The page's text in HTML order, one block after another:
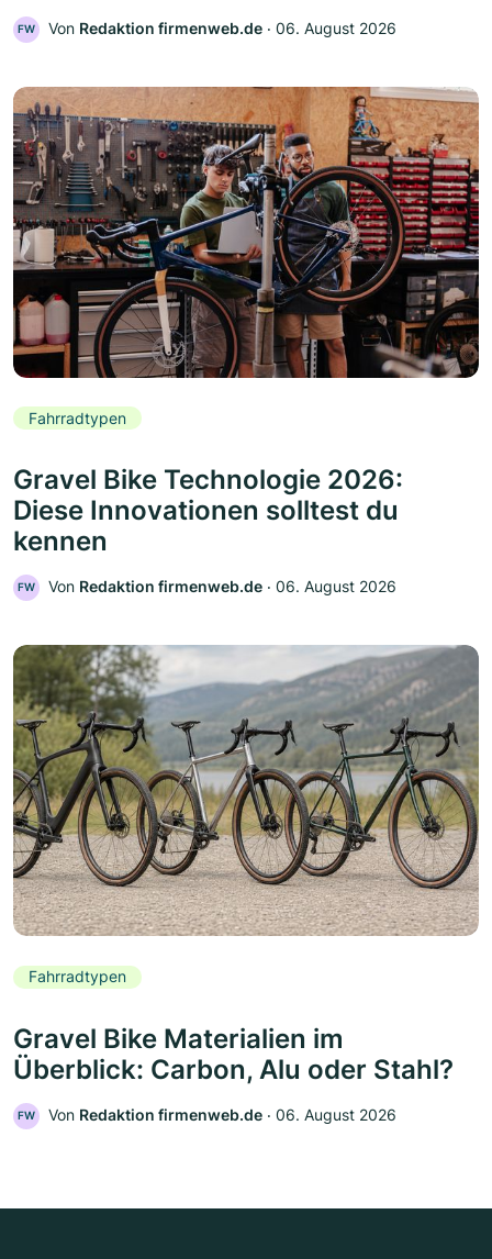
FW Von Redaktion firmenweb.de ‧ 06. August 2026
Fahrradtypen
Gravel Bike Technologie 2026:
Diese Innovationen solltest du
kennen
FW Von Redaktion firmenweb.de ‧ 06. August 2026
Fahrradtypen
Gravel Bike Materialien im
Überblick: Carbon, Alu oder Stahl?
FW Von Redaktion firmenweb.de ‧ 06. August 2026